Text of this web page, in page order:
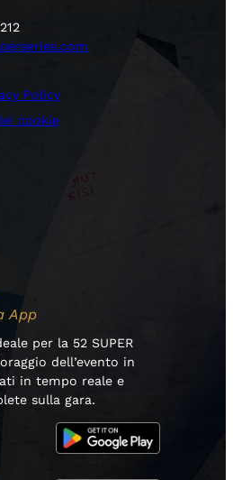
Policy
cookie
App
per la 52 SUPER
dell’evento in
in tempo reale e
sulla gara.